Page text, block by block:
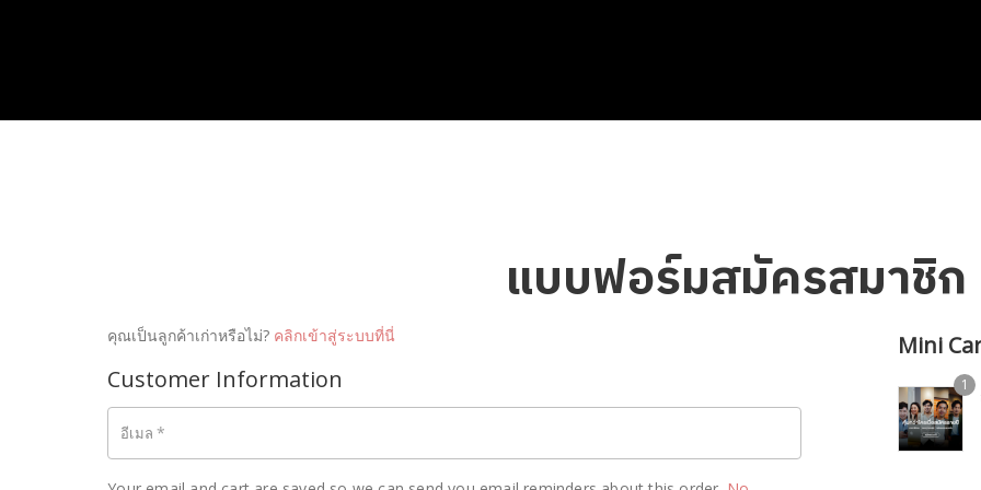
แบบฟอร์มสมัครสมาชิก
คุณเป็นลูกค้าเก่าหรือไม่? คลิกเข้าสู่ระบบที่นี่
Customer Information
อีเมล*
Mini
1